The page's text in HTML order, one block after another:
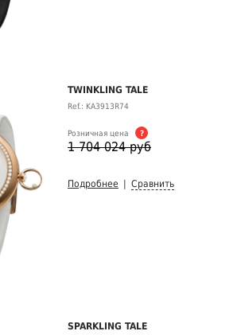
TWINKLING TALE
Ref.: KA3913R74
Розничная цена ?
1 704 024 руб
Подробнее Сравнить
SPARKLING TALE